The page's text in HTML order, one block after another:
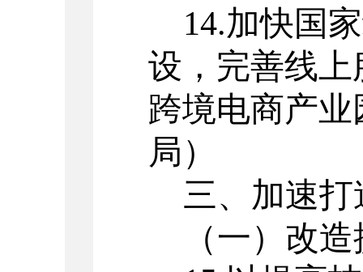
14.加快国
设，完善线
跨境电商产业
局）
三、 加速
（一） 改造